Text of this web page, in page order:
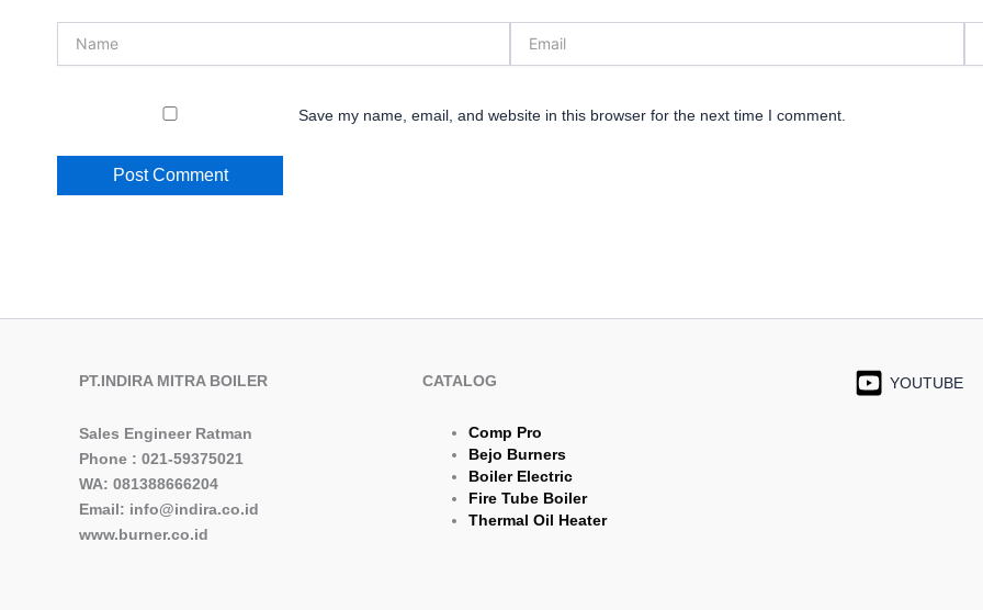
Save my name, email, and website in this browser for the next time I comment.
PT.INDIRA MITRA BOILER
Sales Engineer Ratman
Phone : 021-59375021
WA: 081388666204
Email: info@indira.co.id
www.burner.co.id
CATALOG
Comp Pro
Bejo Burners
Boiler Electric
Fire Tube Boiler
Thermal Oil Heater
YOUTUBE